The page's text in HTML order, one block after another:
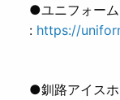
●ユニフォーム
: https://
●釧路アイスホ